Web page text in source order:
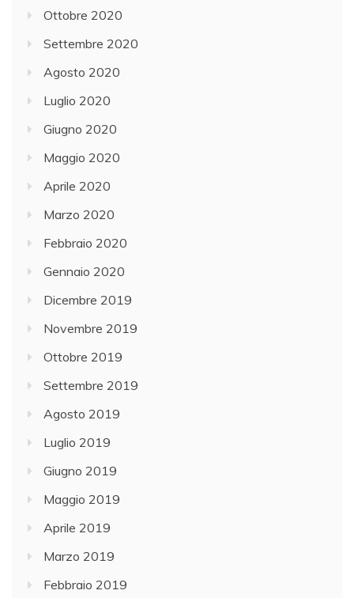
Ottobre 2020
Settembre 2020
Agosto 2020
Luglio 2020
Giugno 2020
Maggio 2020
Aprile 2020
Marzo 2020
Febbraio 2020
Gennaio 2020
Dicembre 2019
Novembre 2019
Ottobre 2019
Settembre 2019
Agosto 2019
Luglio 2019
Giugno 2019
Maggio 2019
Aprile 2019
Marzo 2019
Febbraio 2019